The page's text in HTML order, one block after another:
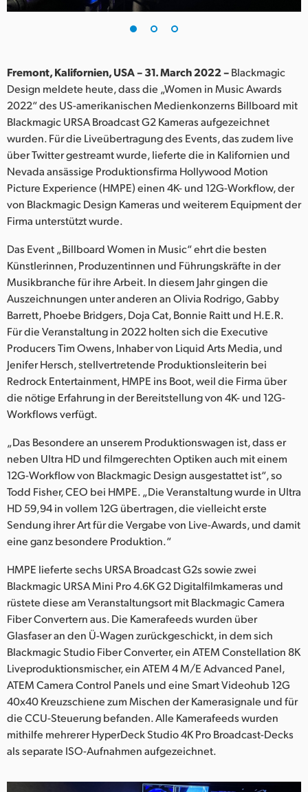
India
Italy
Japan
Mexico
Netherlands
New Zealand
Norway
Portugal
Singapore
South Africa
Spain
Sweden
Chinese Taipei
Turkey
UAE
Ukraine
United Kingdom
United States
Fremont, Kalifornien, USA – 31. March 2022 –Blackmagic
Design meldete heute, dass die „Women in Music Awards
2022“ des US-amerikanischen Medienkonzerns Billboard mit
Blackmagic URSA Broadcast G2 Kameras aufgezeichnet
wurden. Für die Liveübertragung des Events, das zudem live
über Twitter gestreamt wurde, lieferte die in Kalifornien und
Nevada ansässige Produktionsfirma Hollywood Motion
Picture Experience (HMPE) einen 4K- und 12G-Workflow, der
von Blackmagic Design Kameras und weiterem Equipment der
Firma unterstützt wurde.
Das Event „Billboard Women in Music“ ehrt die besten
Künstlerinnen, Produzentinnen und Führungskräfte in der
Musikbranche für ihre Arbeit. In diesem Jahr gingen die
Auszeichnungen unter anderen an Olivia Rodrigo, Gabby
Barrett, Phoebe Bridgers, Doja Cat, Bonnie Raitt und H.E.R.
Für die Veranstaltung in 2022 holten sich die Executive
Producers Tim Owens, Inhaber von Liquid Arts Media, und
Jenifer Hersch, stellvertretende Produktionsleiterin bei
Redrock Entertainment, HMPE ins Boot, weil die Firma über
die nötige Erfahrung in der Bereitstellung von 4K- und 12G-
Workflows verfügt.
„Das Besondere an unserem Produktionswagen ist, dass er
neben Ultra HD und filmgerechten Optiken auch mit einem
12G-Workflow von Blackmagic Design ausgestattet ist“, so
Todd Fisher, CEO bei HMPE. „Die Veranstaltung wurde in Ultra
HD 59,94 in vollem 12G übertragen, die vielleicht erste
Sendung ihrer Art für die Vergabe von Live-Awards, und damit
eine ganz besondere Produktion.“
HMPE lieferte sechs URSA Broadcast G2s sowie zwei
Blackmagic URSA Mini Pro 4.6K G2 Digitalfilmkameras und
rüstete diese am Veranstaltungsort mit Blackmagic Camera
Fiber Convertern aus. Die Kamerafeeds wurden über
Glasfaser an den Ü-Wagen zurückgeschickt, in dem sich
Blackmagic Studio Fiber Converter, ein ATEM Constellation 8K
Liveproduktionsmischer, ein ATEM 4 M/E Advanced Panel,
ATEM Camera Control Panels und eine Smart Videohub 12G
40x40 Kreuzschiene zum Mischen der Kamerasignale und für
die CCU-Steuerung befanden. Alle Kamerafeeds wurden
mithilfe mehrerer HyperDeck Studio 4K Pro Broadcast-Decks
als separate ISO-Aufnahmen aufgezeichnet.